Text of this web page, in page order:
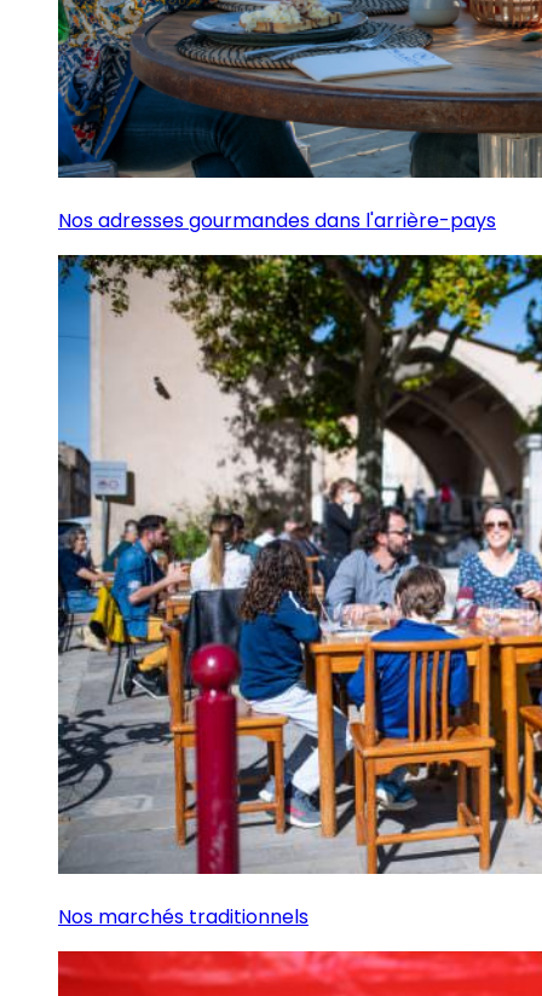
Nos adresses gourmandes dans l'arrière-pays
Nos marchés traditionnels